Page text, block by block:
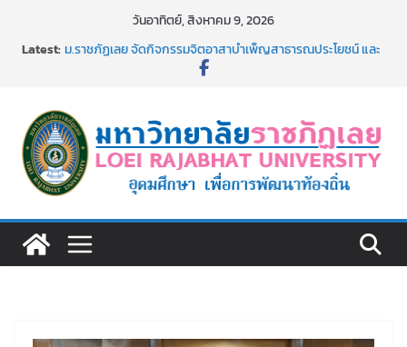
วันอาทิตย์, สิงหาคม 9, 2026
Latest:ม.ราชภัฏเลย จัดกิจกรรมจิตอาสาบำเพ็ญสาธารณประโยชน์ และ
เงินรายได้
ม.ราชภัฏเลย จัดมหกรรมวิชาการ เปิดบ้าน LRU ครั้งที่ 4 เปิดให้
นักเรียนมัธยมปลายค้นหาสาขาวิชาในฝัน สู่อนาคตที่ใช่
อธิการบดี มรภ.เลย ร่วมประชุมชี้แจงกับคณะอนุกรรมาธิการ
ประจำปีงบประมาณ พ.ศ. 2570
๑,๙๗๒ ชุด โดยวิธีเฉพาะเจาะจง